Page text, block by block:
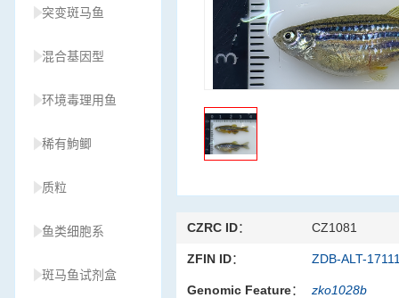
突变斑马鱼
混合基因型
环境毒理用鱼
稀有鮈鲫
质粒
鱼类细胞系
斑马鱼试剂盒
CZRC ID： CZ1081
ZFIN ID： ZDB-ALT-
Genomic Feature： zko1028b